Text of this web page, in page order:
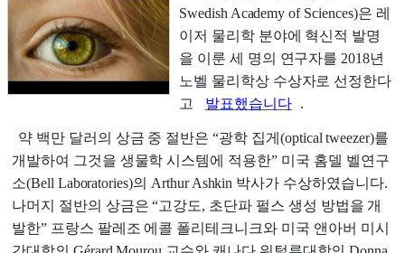
Swedish Academy of Sciences)은 레
이저 물리학 분야에 혁신적 발명
을 이룬 세 명의 연구자를 2018년
노벨 물리학상 수상자로 선정한다
고
발표했습니다 .
약 백만 달러의 상금 중 절반은 “광학 집게(optical tweezer)를
개발하여 그것을 생물학 시스템에 적용한” 미국 홈델 벨연구
소(Bell Laboratories)의 Arthur Ashkin 박사가 수상하였습니다.
나머지 절반의 상금은 “고강도, 초단파 펄스 생성 방법을 개
발한” 프랑스 팔레조 에콜 폴리테크니크와 미국 앤아버 미시